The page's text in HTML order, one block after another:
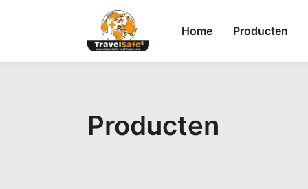
Home Producten
Producten